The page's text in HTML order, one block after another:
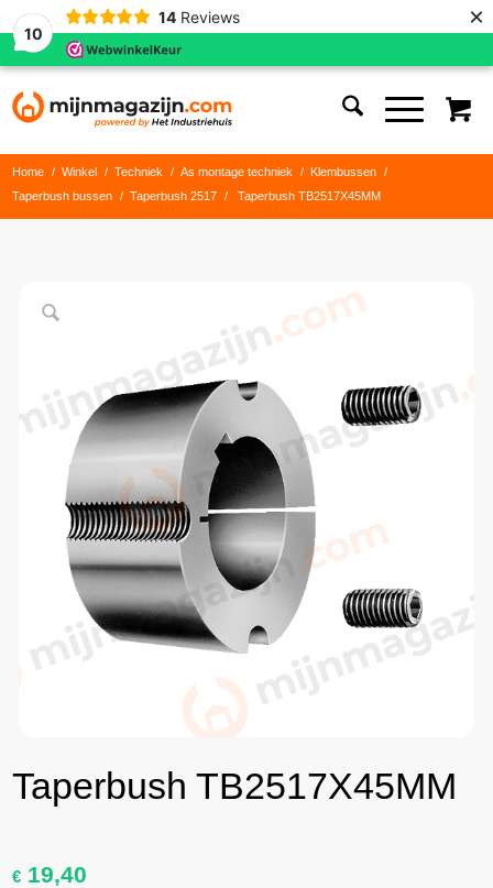
10
14 Reviews ×
Home / Winkel / Techniek / As montage techniek / Klembussen
/
Taperbush bussen
/ Taperbush 2517 / Taperbush TB2517X45MM
Taperbush TB2517X45MM
€ 19,40